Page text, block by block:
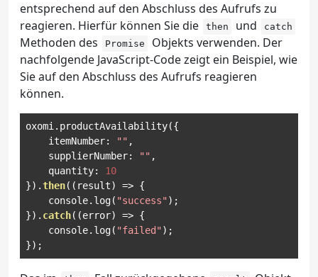
entsprechend auf den Abschluss des Aufrufs zu
reagieren. Hierfür können Sie die
then und catch
Methoden des Promise
Objekts verwenden. Der
nachfolgende JavaScript-Code zeigt ein Beispiel, wie
Sie auf den Abschluss des Aufrufs reagieren
können.
oxomi . productAvailability({
    itemNumber
: "" ,
    supplierNumber
: "" ,
    quantity
:
10
}).then(( result) => {
    console
. log( "success");
}). catch((error) => {
    console
. log( "failed");
});